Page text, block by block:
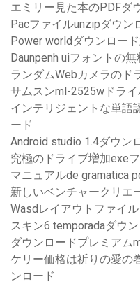
エミリー見た本のPDFダ
Pacファイルunzipダウン
Power worldダウンロー
Daunpenh uiフォントの
ランダムWebカメラのド
サムスンml-2525wドラ
インテリジェントな単語
ード
Android studio 1.4ダウン
究極のドライブ増加exe
マニュアルde gramatica
新しいベンチャークリエ
Wasdレイアウトファイ
スキン6 temporadaダウ
ダウンロードプレミアム
ケリー価格は祈りの愛の
ンロード